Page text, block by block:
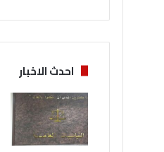
احدث الاخبار